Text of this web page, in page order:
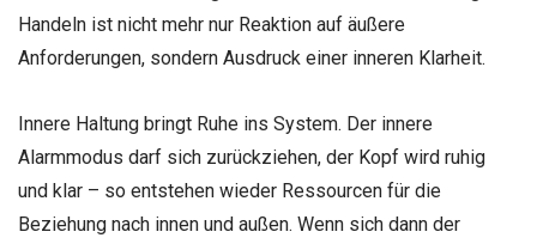
Handeln ist nicht mehr nur Reaktion auf äußere
Anforderungen, sondern Ausdruck einer inneren Klarheit.
Innere Haltung bringt Ruhe ins System. Der innere
Alarmmodus darf sich zurückziehen, der Kopf wird ruhig
und klar – so entstehen wieder Ressourcen für die
Beziehung nach innen und außen. Wenn sich dann der